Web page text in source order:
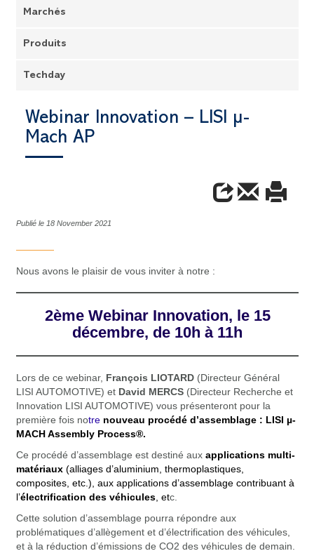
Marchés
Produits
Techday
Webinar Innovation – LISI µ-
Mach AP
Publié le 18 November 2021
Nous avons le plaisir de vous inviter à notre :
2ème Webinar Innovation, le 15
décembre, de 10h à 11h
Lors de ce webinar, François LIOTARD (Directeur Général
LISI AUTOMOTIVE) et David MERCS (Directeur Recherche et
Innovation LISI AUTOMOTIVE) vous présenteront pour la
première fois notre nouveau procédé d’assemblage : LISI µ-
MACH Assembly Process®.
Ce procédé d’assemblage est destiné aux applications multi-
matériaux (alliages d’aluminium, thermoplastiques,
composites, etc.), aux applications d’assemblage contribuant à
l’électrification des véhicules , etc.
Cette solution d’assemblage pourra répondre aux
problématiques d’allègement et d’électrification des véhicules,
et à la réduction d’émissions de CO2 des véhicules de demain.